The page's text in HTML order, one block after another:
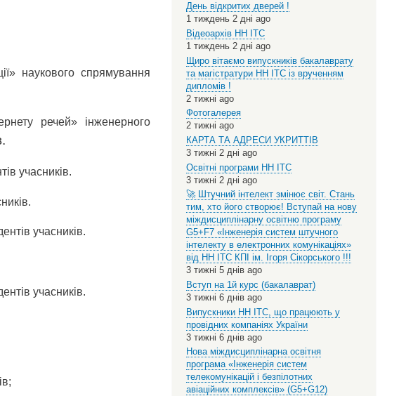
наукового спрямування
речей» інженерного
учасників.
учасників.
учасників.
День відкритих дверей !
1 тиждень 2 дні ago
Відеоархів НН ІТС
1 тиждень 2 дні ago
Щиро вітаємо випускників бакалаврату
та магістратури НН ІТС із врученням
дипломів !
2 тижні ago
Фотогалерея
2 тижні ago
КАРТА ТА АДРЕСИ УКРИТТІВ
3 тижні 2 дні ago
Освітні програми НН ІТС
3 тижні 2 дні ago
🚀 Штучний інтелект змінює світ. Стань
тим, хто його створює! Вступай на нову
міждисциплінарну освітню програму
G5+F7 «Інженерія систем штучного
інтелекту в електронних комунікаціях»
від НН ІТС КПІ ім. Ігоря Сікорського !!!
3 тижні 5 днів ago
Вступ на 1й курс (бакалаврат)
3 тижні 6 днів ago
Випускники НН ІТС, що працюють у
провідних компаніях України
3 тижні 6 днів ago
Нова міждисциплінарна освітня
програма «Інженерія систем
телекомунікацій і безпілотних
авіаційних комплексів» (G5+G12)